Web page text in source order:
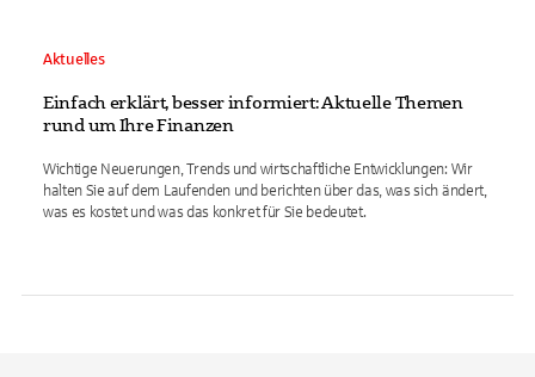
Aktuelles
Einfach erklärt, besser informiert: Aktuelle Themen
rund um Ihre Finanzen
Wichtige Neuerungen, Trends und wirtschaftliche Entwicklungen: Wir
halten Sie auf dem Laufenden und berichten über das, was sich ändert,
was es kostet und was das konkret für Sie bedeutet.